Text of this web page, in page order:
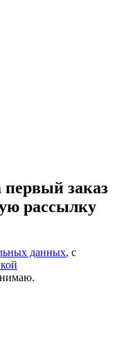
заказ
рассылку
данных, с